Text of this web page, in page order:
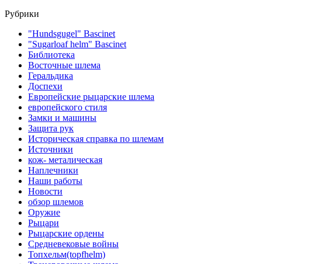
Рубрики
"Hundsgugel" Bascinet
"Sugarloaf helm" Bascinet
Библиотека
Восточные шлема
Геральдика
Доспехи
Европейские рыцарские шлема
европейского стиля
Замки и машины
Защита рук
Историческая справка по шлемам
Источники
кож- металическая
Наплечники
Наши работы
Новости
обзор шлемов
Оружие
Рыцари
Рыцарские ордены
Средневековые войны
Топхельм(topfhelm)